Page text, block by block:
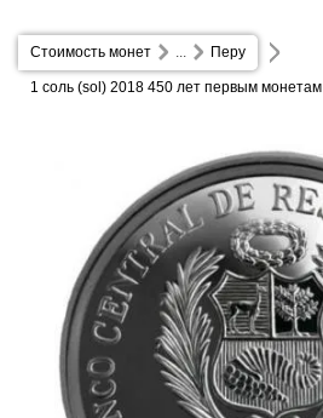
Стоимость монет Перу
...
1 соль (sol) 2018 450 лет первым